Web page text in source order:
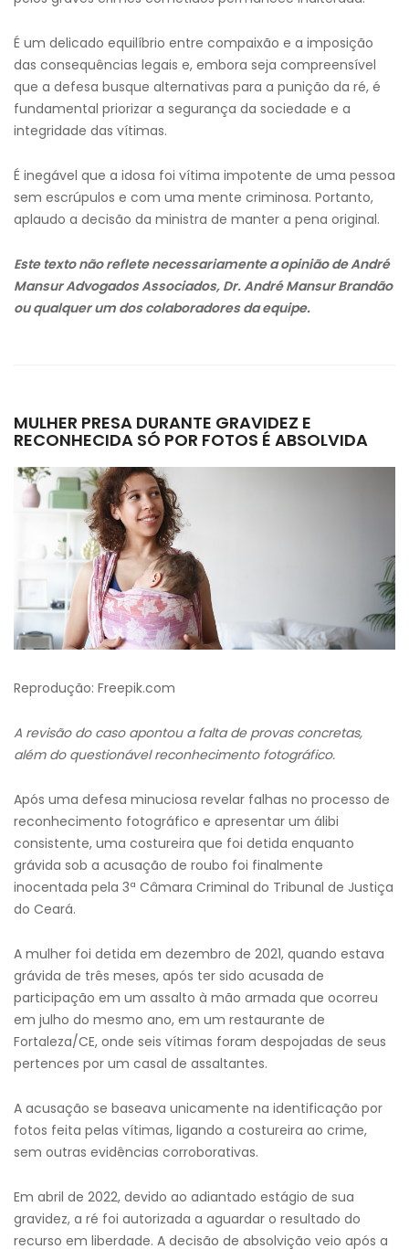
É um delicado equilíbrio entre compaixão e a imposição
das consequências legais e, embora seja compreensível
que a defesa busque alternativas para a punição da ré, é
fundamental priorizar a segurança da sociedade e a
integridade das vítimas.
É inegável que a idosa foi vítima impotente de uma pessoa
sem escrúpulos e com uma mente criminosa. Portanto,
aplaudo a decisão da ministra de manter a pena original.
Este texto não reflete necessariamente a opinião de André
Mansur Advogados Associados, Dr. André Mansur Brandão
ou qualquer um dos colaboradores da equipe.
MULHER PRESA DURANTE GRAVIDEZ E
RECONHECIDA SÓ POR FOTOS É ABSOLVIDA
Reprodução: Freepik.com
A revisão do caso apontou a falta de provas concretas,
além do questionável reconhecimento fotográfico.
Após uma defesa minuciosa revelar falhas no processo de
reconhecimento fotográfico e apresentar um álibi
consistente, uma costureira que foi detida enquanto
grávida sob a acusação de roubo foi finalmente
inocentada pela 3ª Câmara Criminal do Tribunal de Justiça
do Ceará.
A mulher foi detida em dezembro de 2021, quando estava
grávida de três meses, após ter sido acusada de
participação em um assalto à mão armada que ocorreu
em julho do mesmo ano, em um restaurante de
Fortaleza/CE, onde seis vítimas foram despojadas de seus
pertences por um casal de assaltantes.
A acusação se baseava unicamente na identificação por
fotos feita pelas vítimas, ligando a costureira ao crime,
sem outras evidências corroborativas.
Em abril de 2022, devido ao adiantado estágio de sua
gravidez, a ré foi autorizada a aguardar o resultado do
recurso em liberdade. A decisão de absolvição veio após a